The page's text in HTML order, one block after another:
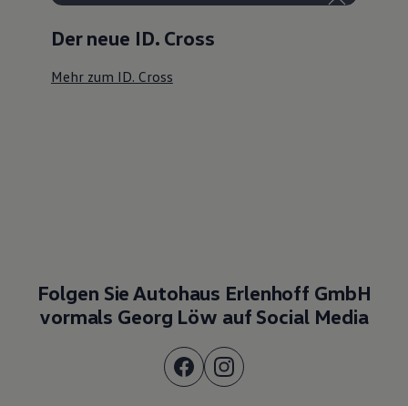
Der neue ID. Cross
Mehr zum ID. Cross
Folgen Sie Autohaus Erlenhoff GmbH
vormals Georg Löw auf Social Media